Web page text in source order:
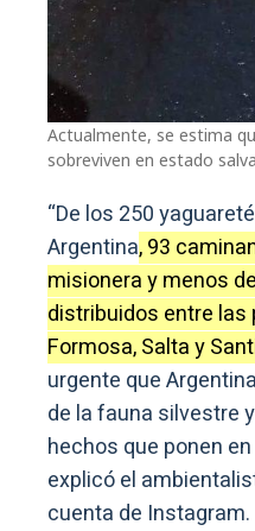
Actualmente, se estima
sobreviven en estado
“De los 250
Argentina, 93
misionera y menos
distribuidos entre las
Formosa, Salta y
urgente que
de la fauna silvestre
hechos que ponen
explicó el
cuenta de Instagram.